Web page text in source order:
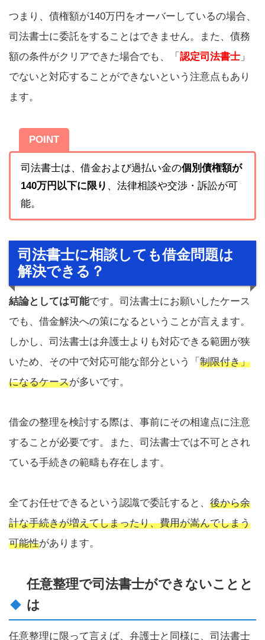
つまり、債権額が140万円をオーバーしているの場合、
司法書士に委託をすることはできません。また、債務
額の条件がクリアできた場合でも、「 認定司法書士 」
でないと対応することができないという注意点もあり
ます。
POINT
司法書士は、借金および過払い金の個別債権額が
140万円以下に限り 、法律相談や交渉・訴訟が可
能。
司法書士に相談しても借金問題は
解決できる？
結論としては可能です。司法書士にお願いしたケース
でも、借金解決への策になるということが言えます。
しかし、司法書士は弁護士よりも対応できる範囲が狭
いため、その中で対応可能な部分という「 制限付き」
になるケースが多いです。
借金の整理を検討する際は、事前にその相違点に注意
することが必要です。また、司法書士では不可とされ
ている手続きの範疇も存在します。
全てお任せできるという認識で委託すると、 後から余
計な手続きが増えてしまったり、費用が嵩んでしまう
可能性があります。
任意整理で司法書士ができないことと
は
任意整理に限って言えば、弁護士と同様に、司法書士